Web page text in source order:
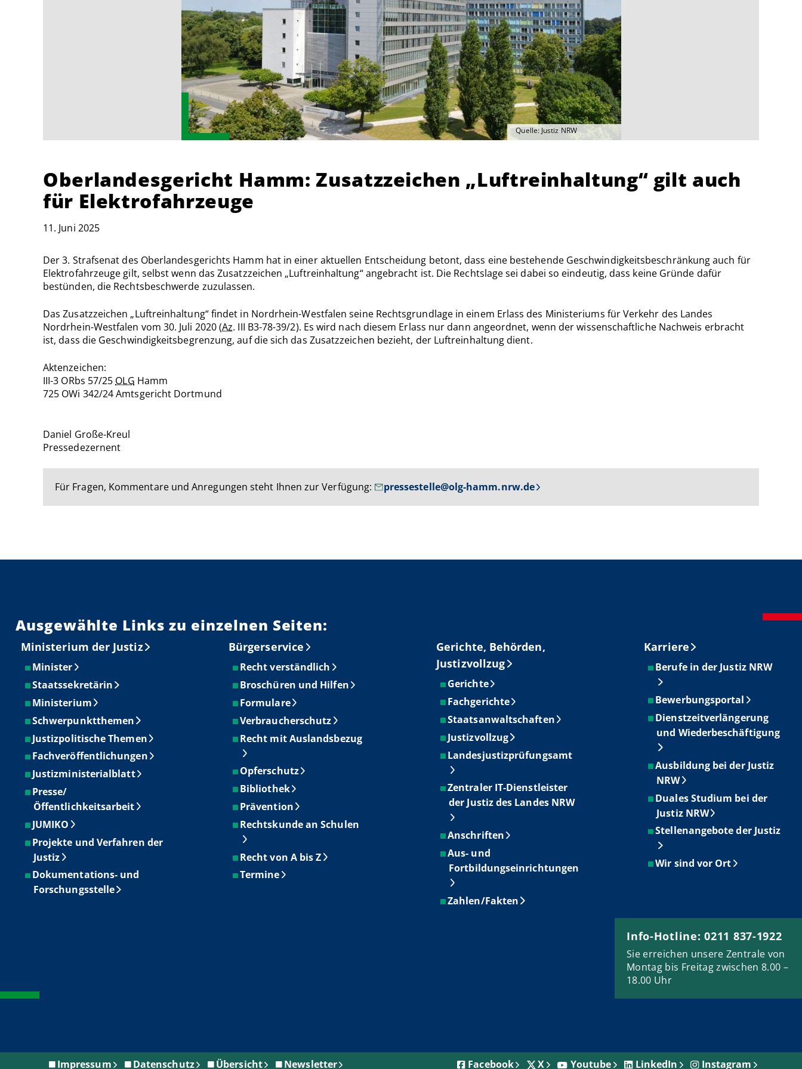
Quelle: Justiz NRW
Oberlandesgericht Hamm: Zusatzzeichen „Luftreinhaltung“ gilt auch
für Elektrofahrzeuge
11. Juni 2025
Der 3. Strafsenat des Oberlandesgerichts Hamm hat in einer aktuellen Entscheidung betont, dass eine bestehende Geschwindigkeitsbeschränkung auch für
Elektrofahrzeuge gilt, selbst wenn das Zusatzzeichen „Luftreinhaltung“ angebracht ist. Die Rechtslage sei dabei so eindeutig, dass keine Gründe dafür
bestünden, die Rechtsbeschwerde zuzulassen.
Das Zusatzzeichen „Luftreinhaltung“ findet in Nordrhein-Westfalen seine Rechtsgrundlage in einem Erlass des Ministeriums für Verkehr des Landes
Nordrhein-Westfalen vom 30. Juli 2020 (Az. III B3-78-39/2). Es wird nach diesem Erlass nur dann angeordnet, wenn der wissenschaftliche Nachweis erbracht
ist, dass die Geschwindigkeitsbegrenzung, auf die sich das Zusatzzeichen bezieht, der Luftreinhaltung dient.
Aktenzeichen:
III-3 ORbs 57/25 OLG Hamm
725 OWi 342/24 Amtsgericht Dortmund
Daniel Große-Kreul
Pressedezernent
Für Fragen, Kommentare und Anregungen steht Ihnen zur Verfügung: pressestelle@olg-hamm.nrw.de
Ausgewählte Links zu einzelnen Seiten:
Ministerium der Justiz
Minister
Staatssekretärin
Ministerium
Schwerpunktthemen
Justizpolitische Themen
Fachveröffentlichungen
Justizministerialblatt
Presse/
Öffentlichkeitsarbeit
JUMIKO
Projekte und Verfahren der
Justiz
Dokumentations- und
Forschungsstelle
Bürgerservice
Recht verständlich
Broschüren und Hilfen
Formulare
Verbraucherschutz
Recht mit Auslandsbezug
Opferschutz
Bibliothek
Prävention
Rechtskunde an Schulen
Recht von A bis Z
Termine
Gerichte, Behörden,
Justizvollzug
Gerichte
Fachgerichte
Staatsanwaltschaften
Justizvollzug
Landesjustizprüfungsamt
Zentraler IT-Dienstleister
der Justiz des Landes NRW
Anschriften
Aus- und
Fortbildungseinrichtungen
Zahlen/Fakten
Karriere
Berufe in der Justiz NRW
Bewerbungsportal
Dienstzeitverlängerung
und Wiederbeschäftigung
Ausbildung bei der Justiz
NRW
Duales Studium bei der
Justiz NRW
Stellenangebote der Justiz
Wir sind vor Ort
Info-Hotline: 0211 837-1922
Sie erreichen unsere Zentrale von
Montag bis Freitag zwischen 8.00 –
18.00 Uhr
Impressum Datenschutz Übersicht Newsletter Facebook X Youtube LinkedIn Instagram